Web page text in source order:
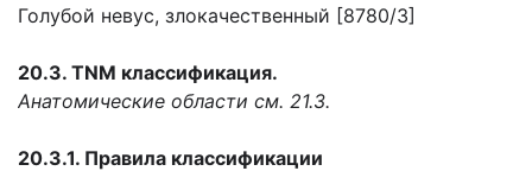
Голубой невус, злокачественный [8780/3]
20.3. TNM классификация.
Анатомические области см. 21.3.
20.3.1. Правила классификации